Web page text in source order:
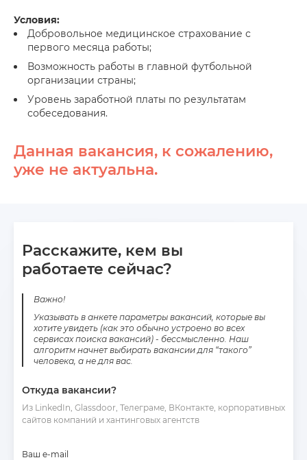
Условия:
Добровольное медицинское страхование с
первого месяца работы;
Возможность работы в главной футбольной
организации страны;
Уровень заработной платы по результатам
собеседования.
Данная вакансия, к сожалению,
уже не актуальна.
Расскажите, кем вы
работаете сейчас?
Важно!
Указывать в анкете параметры вакансий, которые вы
хотите увидеть (как это обычно устроено во всех
сервисах поиска вакансий) - бессмысленно. Наш
алгоритм начнет выбирать вакансии для “такого”
человека, а не для вас.
Откуда вакансии?
Из LinkedIn, Glassdoor, Телеграме, ВКонтакте, корпоративных
сайтов компаний и хантинговых агентств
Ваш e-mail